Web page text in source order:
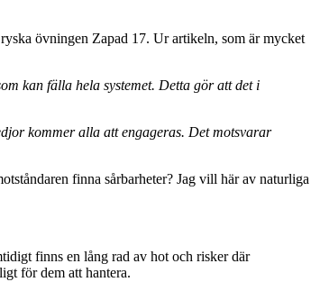
övningen Zapad 17. Ur artikeln, som är mycket
kan fälla hela systemet. Detta gör att det i
kommer alla att engageras. Det motsvarar
finna sårbarheter? Jag vill här av naturliga
finns en lång rad av hot och risker där
för dem att hantera.